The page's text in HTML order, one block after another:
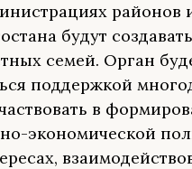
районов
будут
семей. Орган
поддержкой
в
экономической